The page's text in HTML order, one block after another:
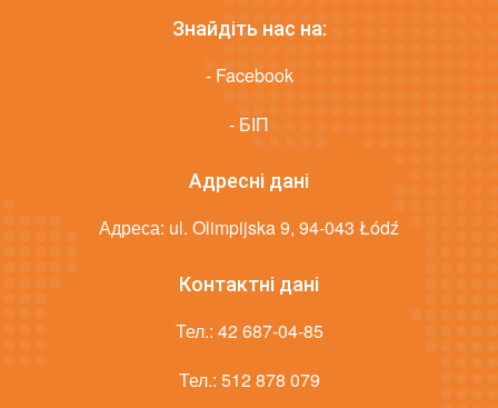
Знайдіть нас на:
- Facebook
- БІП
Адресні дані
Адреса: ul. Olimpijska 9, 94-043 Łódź
Контактні дані
Тел.: 42 687-04-85
Тел.: 512 878 079